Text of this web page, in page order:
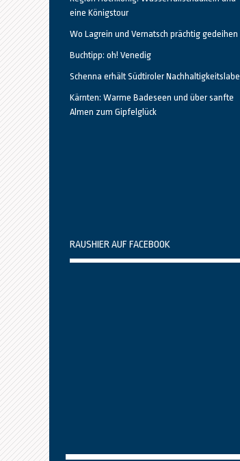
eine Königstour
Wo Lagrein und Vernatsch prächtig gedeihen
Buchtipp: oh! Venedig
Schenna erhält Südtiroler Nachhaltigkeitslabel
Kärnten: Warme Badeseen und über sanfte
Almen zum Gipfelglück
RAUSHIER AUF FACEBOOK